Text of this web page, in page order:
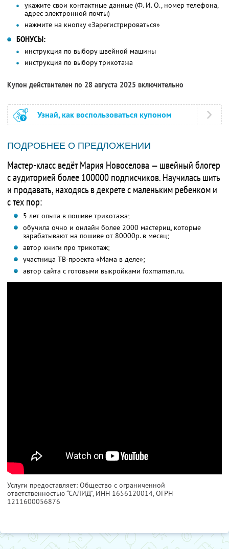
укажите свои контактные данные (Ф. И. О., номер телефона,
адрес электронной почты)
нажмите на кнопку «Зарегистрироваться»
БОНУСЫ:
инструкция по выбору швейной машины
инструкция по выбору трикотажа
Купон действителен по 28 августа 2025 включительно
Узнай, как воспользоваться купоном
ПОДРОБНЕЕ О ПРЕДЛОЖЕНИИ
Мастер-класс ведёт Мария Новоселова — швейный блогер
с аудиторией более 100000 подписчиков. Научилась шить
и продавать, находясь в декрете с маленьким ребенком и
с тех пор:
5 лет опыта в пошиве трикотажа;
обучила очно и онлайн более 2000 мастериц, которые
зарабатывают на пошиве от 80000р. в месяц;
автор книги про трикотаж;
участница ТВ-проекта «Мама в деле»;
автор сайта с готовыми выкройками foxmaman.ru.
Услуги предоставляет: Общество с ограниченной
ответственностью “САЛИД”, ИНН 1656120014, ОГРН
1211600056876